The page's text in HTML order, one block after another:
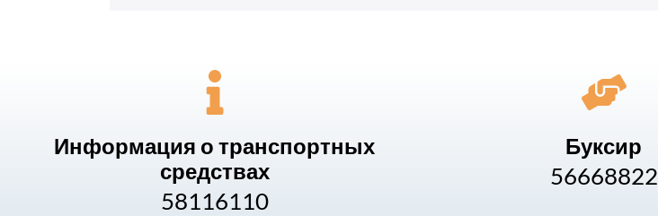
Информация о транспортных
средствах
58116110
Буксир
56668822